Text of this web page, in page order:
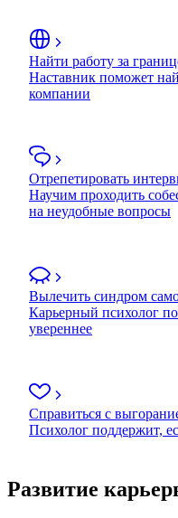
Найти работу за
Наставник поможет
компании
Отрепетировать
Научим проходить
на неудобные вопросы
Вылечить синдром
Карьерный психолог
увереннее
Справиться с
Психолог поддержит,
Развитие